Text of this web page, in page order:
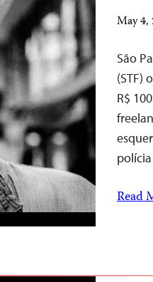
May 4,
São
(STF)
R$
Read